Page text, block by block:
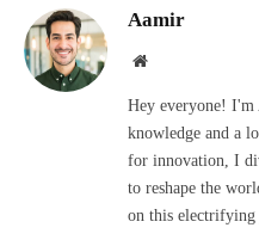
Aamir
Website
Hey everyone! I'm
knowledge and a
for innovation, I
to reshape the
on this electrifying